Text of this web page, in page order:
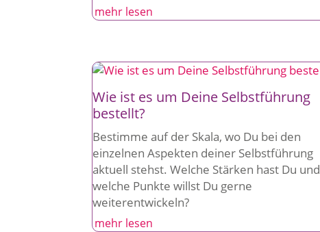
mehr lesen
Wie ist es um Deine Selbstführung
bestellt?
Bestimme auf der Skala, wo Du bei den
einzelnen Aspekten deiner Selbstführung
aktuell stehst. Welche Stärken hast Du und
welche Punkte willst Du gerne
weiterentwickeln?
mehr lesen